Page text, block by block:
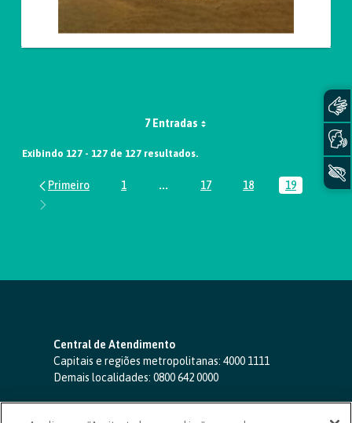
7 Entradas
Exibindo 127 - 127 de 127 resultados.
Página
1 ...Páginas intermediárias Usar ABA
Página
17 Página
18 Página
19
Central de Atendimento
Capitais e regiões metropolitanas: 4000 1111
Demais localidades: 0800 642 0000
SAC 24 horas-0800 724 4420